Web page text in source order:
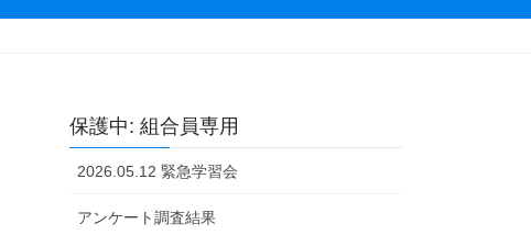
保護中: 組合員専用
2026.05.12 緊急学習会
アンケート調査結果